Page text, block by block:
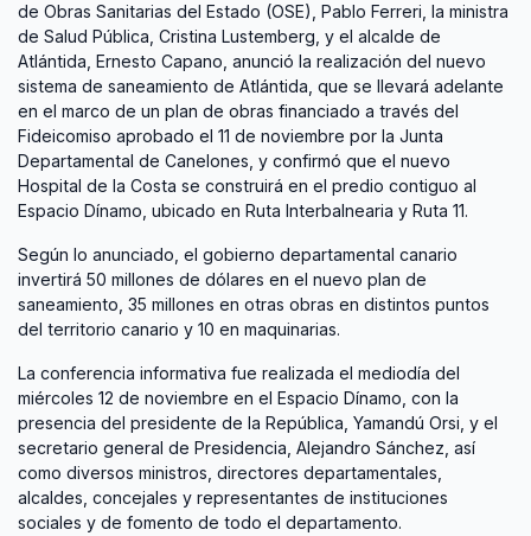
de Obras Sanitarias del Estado (OSE), Pablo Ferreri, la ministra
de Salud Pública, Cristina Lustemberg, y el alcalde de
Atlántida, Ernesto Capano, anunció la realización del nuevo
sistema de saneamiento de Atlántida, que se llevará adelante
en el marco de un plan de obras financiado a través del
Fideicomiso aprobado el 11 de noviembre por la Junta
Departamental de Canelones, y confirmó que el nuevo
Hospital de la Costa se construirá en el predio contiguo al
Espacio Dínamo, ubicado en Ruta Interbalnearia y Ruta 11.
Según lo anunciado, el gobierno departamental canario
invertirá 50 millones de dólares en el nuevo plan de
saneamiento, 35 millones en otras obras en distintos puntos
del territorio canario y 10 en maquinarias.
La conferencia informativa fue realizada el mediodía del
miércoles 12 de noviembre en el Espacio Dínamo, con la
presencia del presidente de la República, Yamandú Orsi, y el
secretario general de Presidencia, Alejandro Sánchez, así
como diversos ministros, directores departamentales,
alcaldes, concejales y representantes de instituciones
sociales y de fomento de todo el departamento.